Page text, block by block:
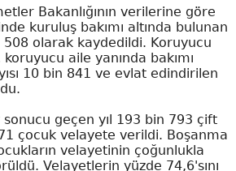
Bakanlığının verilerine göre
kuruluş bakımı altında bulunan
508 olarak kaydedildi. Koruyucu
koruyucu aile yanında bakımı
10 bin 841 ve evlat edindirilen
geçen yıl 193 bin 793 çift
çocuk velayete verildi. Boşanma
velayetinin çoğunlukla
Velayetlerin yüzde 74,6'sını